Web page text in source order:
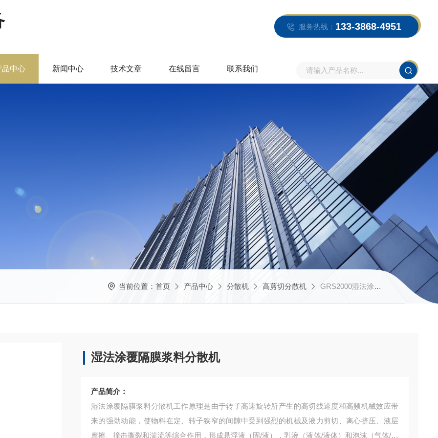
服务热线： 133-3868-4951
品中心 新闻中心 技术文章 在线留言 联系我们
当前位置： 首页 产品中心 分散机 高剪切分散机 GRS2000湿法涂覆隔膜浆料分散机
湿法涂覆隔膜浆料分散机
产品简介：
湿法涂覆隔膜浆料分散机工作原理是由于转子高速旋转所产生的高切线速度和高频机械效应带
来的强劲动能，使物料在定、转子狭窄的间隙中受到强烈的机械及液力剪切、离心挤压、液层
摩擦、撞击撕裂和湍流等综合作用，形成悬浮液（固/液），乳液（液体/液体）和泡沫（气体/液